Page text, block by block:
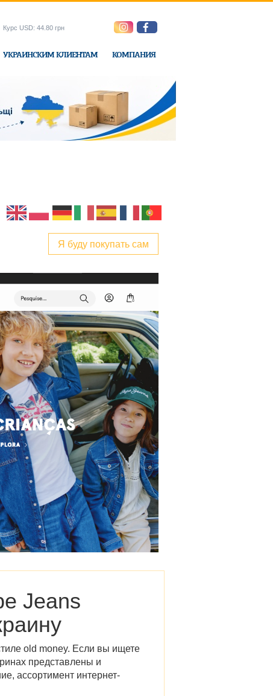
УКРАИНСКИМ КЛИЕНТАМ КОМПАНИЯ
Курс USD: 44.80 грн
Express
Я буду покупать сам
Jeans
old money. Если вы ищете
представлены и
ассортимент интернет-